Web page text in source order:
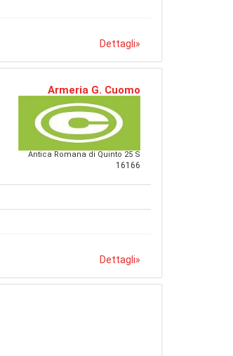
Dettagli»
Armeria G. Cuomo
Antica Romana di Quinto 25 S
16166
Dettagli»